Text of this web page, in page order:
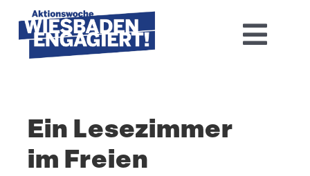
content
Aktions­woche 2026
Basis-Infos
Ein Lesezimmer
im Freien